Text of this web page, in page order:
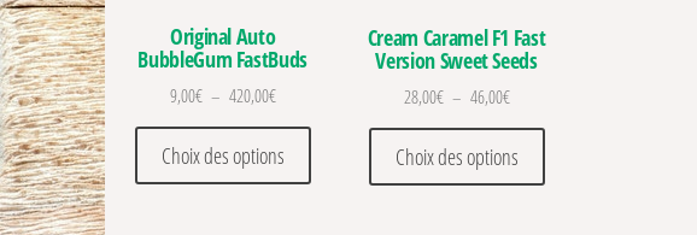
Original Auto
BubbleGum FastBuds
9,00€ – 420,00€Plage de prix : 9,00€ à 420,00€
Choix des options
Ce produit a plusieurs variations. Les options peuvent
Cream Caramel F1 Fast
Version Sweet Seeds
28,00€ – 46,00€Plage de prix : 28,00€ à 46,00€
Choix des options
Ce produit a